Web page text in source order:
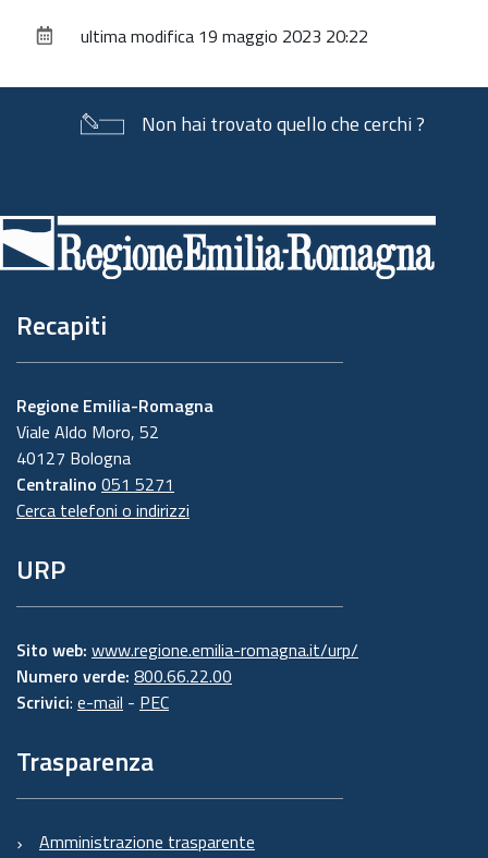
documentoultima modifica 19 maggio 2023 20:22
Non hai trovato quello che cerchi ?
di
pagina
Recapiti
Regione Emilia-Romagna
Viale Aldo Moro, 52
40127 Bologna
Centralino 051 5271
Cerca telefoni o indirizzi
URP
Sito web: www.regione.emilia-romagna.it/urp/
Numero verde: 800.66.22.00
Scrivici: e-mail - PEC
Trasparenza
Amministrazione trasparente